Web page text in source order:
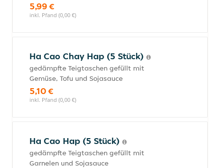
5,99 €
inkl. Pfand (0,00 €)
Ha Cao Chay Hap (5 Stück)
gedämpfte Teigtaschen gefüllt mit
Gemüse, Tofu und Sojasauce
5,10 €
inkl. Pfand (0,00 €)
Ha Cao Hap (5 Stück)
gedämpfte Teigtaschen gefüllt mit
Garnelen und Sojasauce